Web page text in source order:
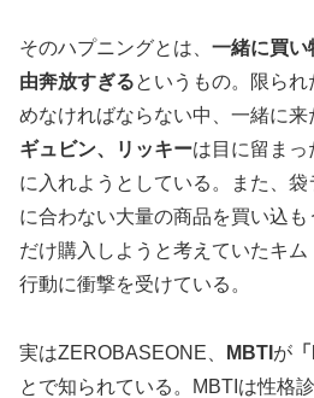
そのハプニングとは、 一緒に買い
由奔放すぎるというもの。限ら
めなければならない中、一緒に来
ギュビン、リッキーは目に留ま
に入れようとしている。また、
に合わない大量の商品を買い込
だけ購入しようと考えていたキ
行動に衝撃を受けている。
実はZEROBASEONE、 MBTI が
とで知られている。MBTIは性格